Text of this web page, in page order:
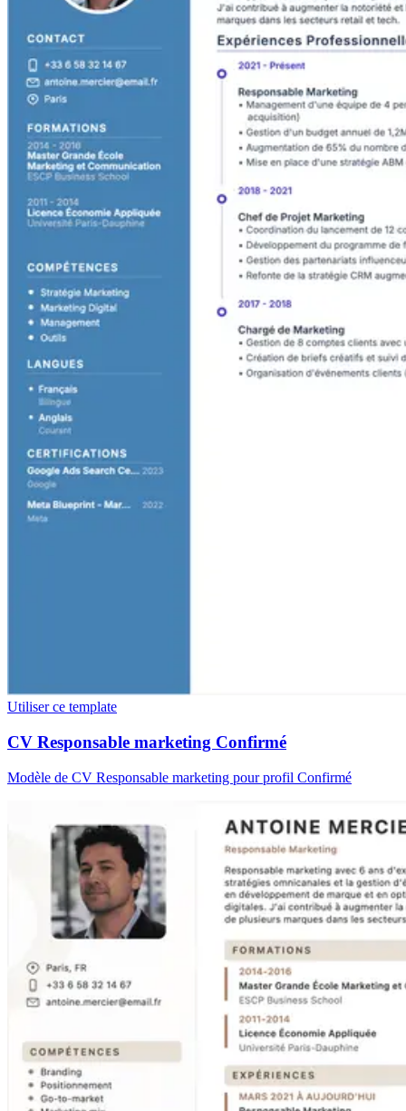
Utiliser ce template
CV Responsable marketing Confirmé
Modèle de CV Responsable marketing pour profil Confirmé